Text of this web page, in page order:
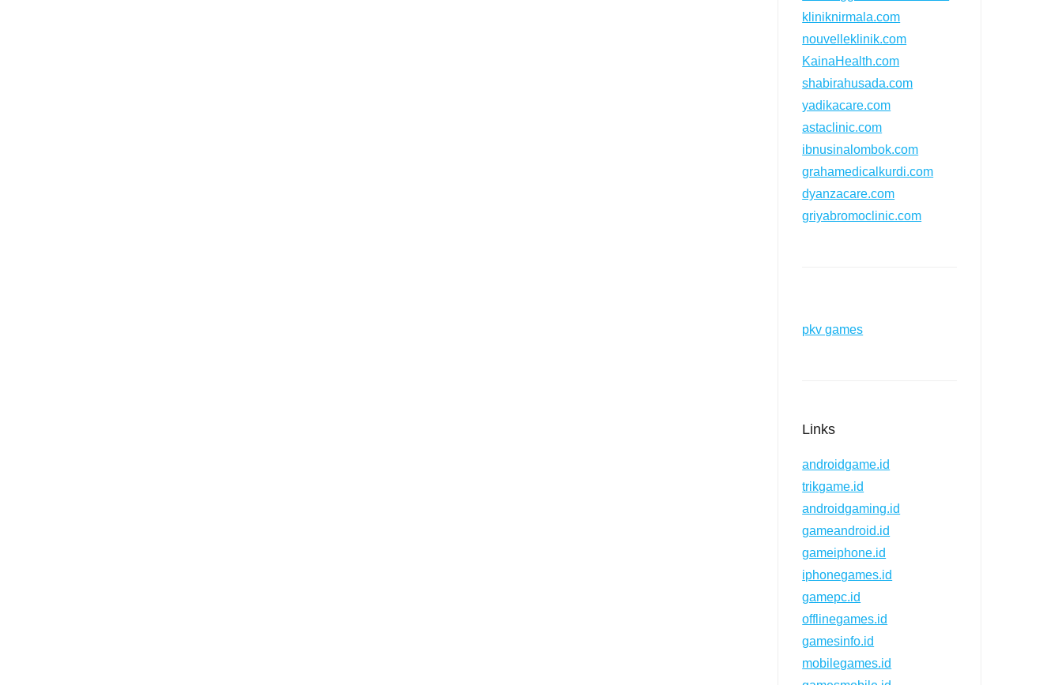
kliniknirmala.com
nouvelleklinik.com
KainaHealth.com
shabirahusada.com
yadikacare.com
astaclinic.com
ibnusinalombok.com
grahamedicalkurdi.com
dyanzacare.com
griyabromoclinic.com
pkv games
Links
androidgame.id
trikgame.id
androidgaming.id
gameandroid.id
gameiphone.id
iphonegames.id
gamepc.id
offlinegames.id
gamesinfo.id
mobilegames.id